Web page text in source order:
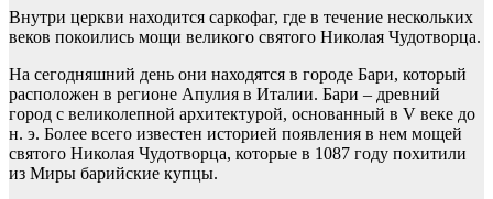
Внутри церкви находится саркофаг, где в течение нескольких
веков покоились мощи великого святого Николая Чудотворца.
На сегодняшний день они находятся в городе Бари, который
расположен в регионе Апулия в Италии. Бари – древний
город с великолепной архитектурой, основанный в V веке до
н. э. Более всего известен историей появления в нем мощей
святого Николая Чудотворца, которые в 1087 году похитили
из Миры барийские купцы.